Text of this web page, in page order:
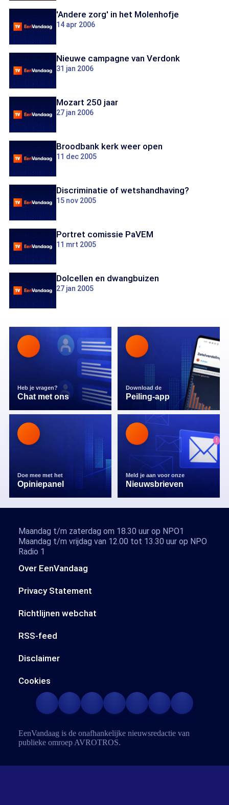
'Andere zorg' in het Molenhofje
14 apr 2006
Nieuwe campagne van Verdonk
31 jan 2006
Mozart 250 jaar
27 jan 2006
Broodbank kerk weer open
11 dec 2005
Discriminatie of wetshandhaving?
15 nov 2005
Portret comissie PaVEM
11 mrt 2005
Dolcellen en dwangbuizen
27 jan 2005
Heb je vragen?
Chat met ons
Download de
Peiling-app
Doe mee met het
Opiniepanel
Meld je aan voor onze
Nieuwsbrieven
Over EenVandaag
Privacy Statement
Richtlijnen webchat
RSS-feed
Disclaimer
Cookies
Maandag t/m zaterdag om 18.30 uur op NPO1
Maandag t/m vrijdag van 12.00 tot 13.30 uur op NPO
Radio 1
EenVandaag is de onafhankelijke nieuwsredactie van
publieke omroep AVROTROS.